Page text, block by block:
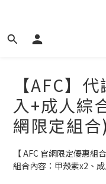
【AFC】
入+成人綜
網限定組合)
【 AFC 官網限定優惠組合
組合內容：甲殼素x2、